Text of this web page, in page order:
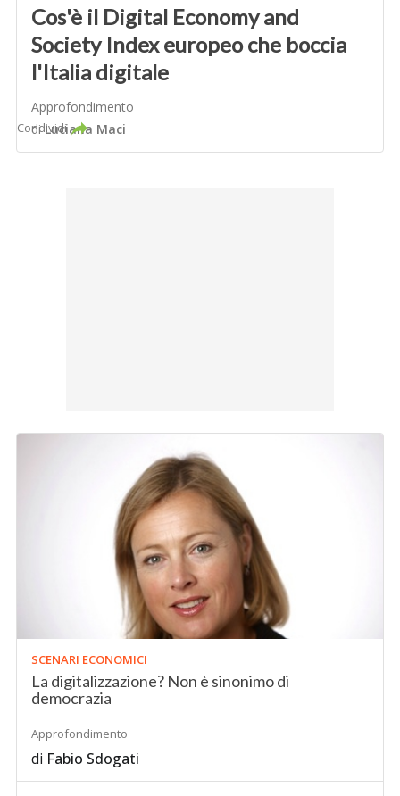
Cos'è il Digital Economy and
Society Index europeo che boccia
l'Italia digitale
Approfondimento
diLuciana Maci
Condividi
SCENARI ECONOMICI
La digitalizzazione? Non è sinonimo di
democrazia
Approfondimento
di Fabio Sdogati